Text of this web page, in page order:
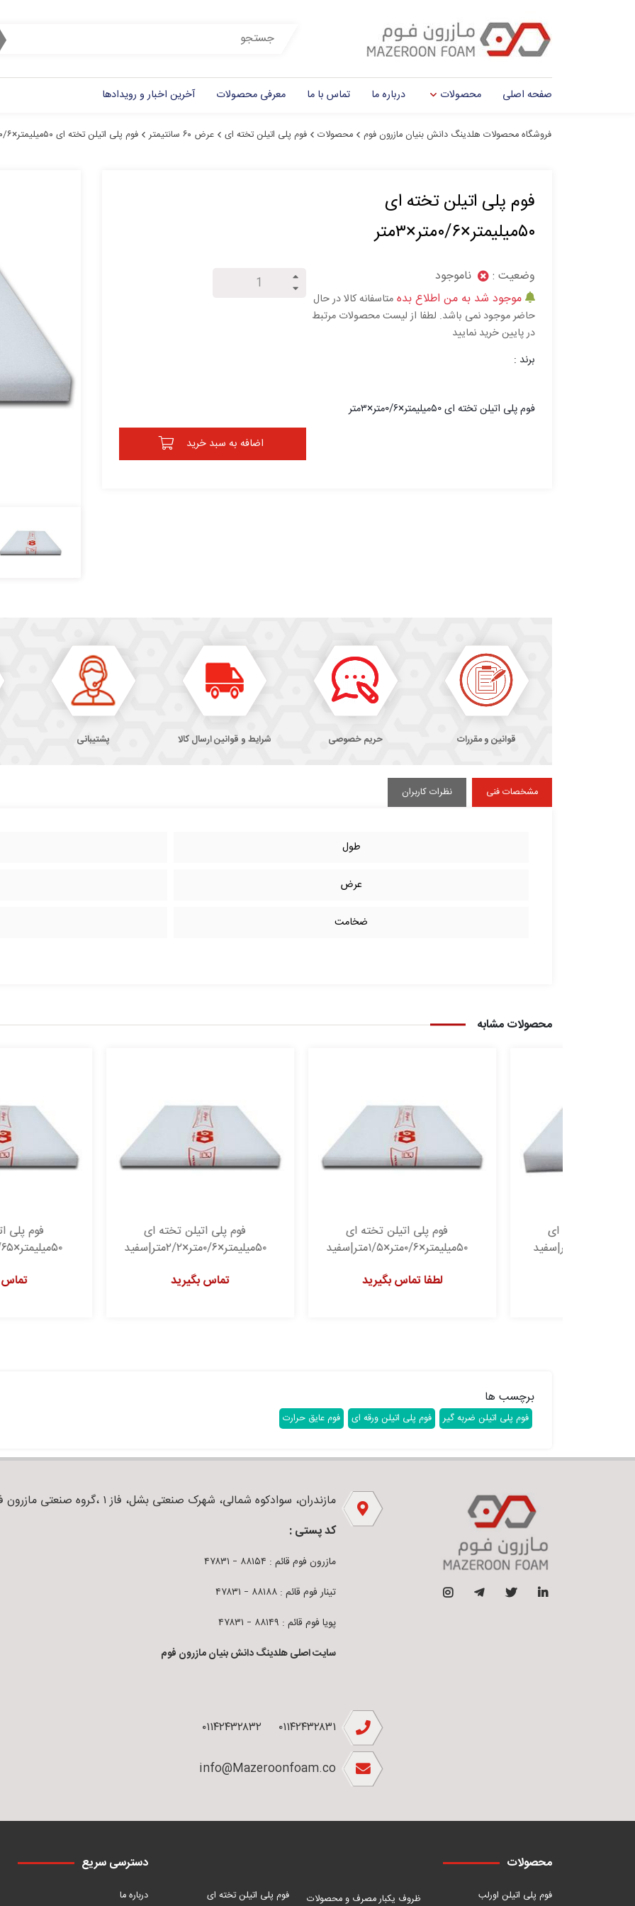
صفحه اصلی محصولات درباره ما تماس با ما معرفی محصولات آخرین اخبار و رویدادها
فروشگاه محصولات هلدینگ دانش بنیان مازرون فوم محصولات فوم پلی اتیلن تخته ای عرض ۶۰ سانتیمتر فوم پلی اتیلن تخته ای ۵۰میلیمتر×۰/۶متر×۳متر
فوم پلی اتیلن تخته ای
۵۰میلیمتر×۰/۶متر×۳متر
وضعیت :
ناموجود
موجود شد به من اطلاع بده متاسفانه کالا در حال
حاضر موجود نمی باشد. لطفا از لیست محصولات مرتبط
در پایین خرید نمایید
برند :
فوم پلی اتیلن تخته ای ۵۰میلیمتر×۰/۶متر×۳متر
اضافه به سبد خرید
قوانین و مقررات حریم خصوصی شرایط و قوانین ارسال کالا پشتیبانی
مشخصات فنی نظرات کاربران
طول
عرض
ضخامت
محصولات مشابه
فوم پلی اتیلن تخته ای
لطفا تماس بگیرید
فوم پلی اتیلن تخته ای
فوم پلی اتیلن تخته ای
برچسب ها
فوم پلی اتیلن ضربه گیر فوم پلی اتیلن ورقه ای فوم عایق حرارت
مازندران، سوادکوه شمالی، شهرک صنعتی بشل، فاز ۱ ،گروه صنعتی مازرون فوم
کد پستی :
مازرون فوم قائم : ۸۸۱۵۴ – ۴۷۸۳۱
تینار فوم قائم : ۸۸۱۸۸ – ۴۷۸۳۱
پویا فوم قائم : ۸۸۱۴۹ – ۴۷۸۳۱
سایت اصلی هلدینگ دانش بنیان مازرون فوم
۰۱۱۴۲۴۳۲۸۳۱ ۰۱۱۴۲۴۳۲۸۳۲
info@Mazeroonfoam.co
محصولات
فوم پلی اتیلن اورلب ظروف یکبار مصرف و محصولات فوم پلی اتیلن تخته ای
دسترسی سریع
درباره ما